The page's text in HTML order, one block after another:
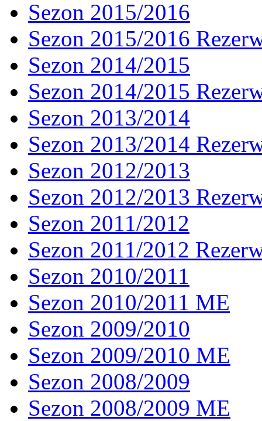
Sezon 2015/2016
Sezon 2015/2016
Sezon 2014/2015
Sezon 2014/2015
Sezon 2013/2014
Sezon 2013/2014
Sezon 2012/2013
Sezon 2012/2013
Sezon 2011/2012
Sezon 2011/2012
Sezon 2010/2011
Sezon 2010/2011 ME
Sezon 2009/2010
Sezon 2009/2010 ME
Sezon 2008/2009
Sezon 2008/2009 ME